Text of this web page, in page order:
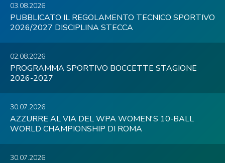
03.08.2026
PUBBLICATO IL REGOLAMENTO TECNICO SPORTIVO
2026/2027 DISCIPLINA STECCA
02.08.2026
PROGRAMMA SPORTIVO BOCCETTE STAGIONE
2026-2027
30.07.2026
AZZURRE AL VIA DEL WPA WOMEN'S 10-BALL
WORLD CHAMPIONSHIP DI ROMA
30.07.2026